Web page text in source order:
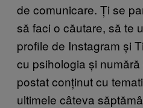
de comunicare. Ți se
să faci o căutare, să te
profile de Instagram și
cu psihologia și
postat conținut cu
ultimele câteva